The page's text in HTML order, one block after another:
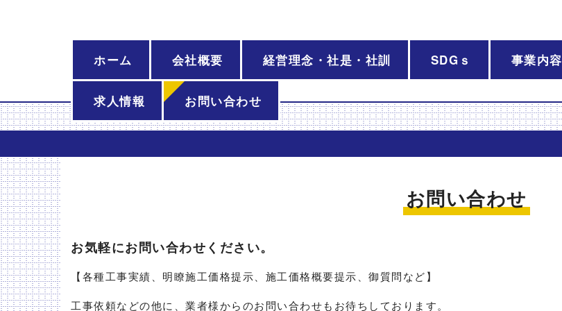
ホーム 会社概要 経営理念・社是・社訓 SDGｓ 事業内容
求人情報 お問い合わせ
お問い合わせ
お気軽にお問い合わせください。
【各種工事実績、明瞭施工価格提示、施工価格概要提示、御質問など】
工事依頼などの他に、業者様からのお問い合わせもお待ちしております。